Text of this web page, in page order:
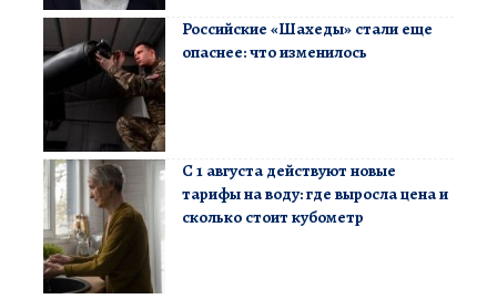
Российские «Шахеды» стали еще
опаснее: что изменилось
С 1 августа действуют новые
тарифы на воду: где выросла цена и
сколько стоит кубометр